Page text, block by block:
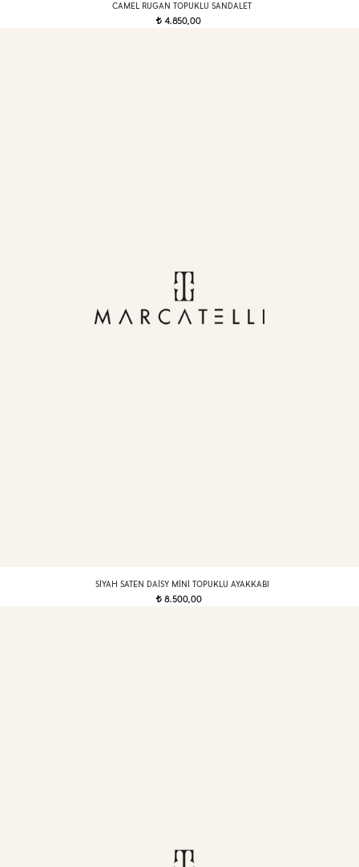
CAMEL RUGAN TOPUKLU SANDALET
t 4.850,00
SIYAH SATEN DAISY MINI TOPUKLU AYAKKABI
t8.500,00